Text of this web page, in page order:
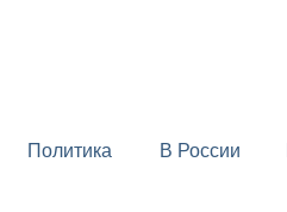
Политика В России